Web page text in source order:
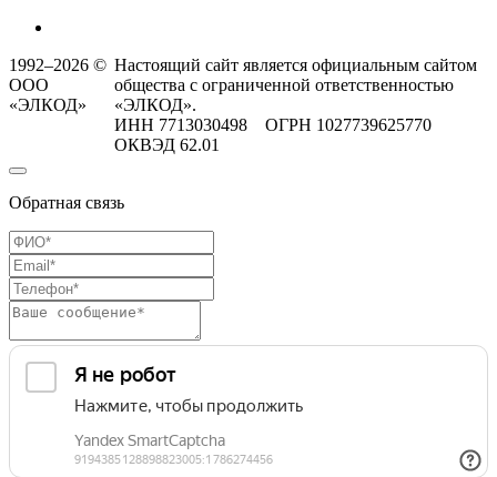
1992–2026 ©
ООО
«ЭЛКОД»
Настоящий сайт является официальным сайтом
общества с ограниченной ответственностью
«ЭЛКОД».
ИНН 7713030498 ОГРН 1027739625770
ОКВЭД 62.01
Обратная связь